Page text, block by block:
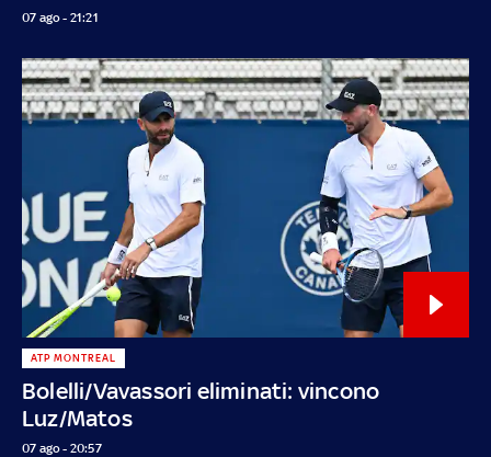
07 ago - 21:21
Bolelli/Vavassori eliminati: vincono
Luz/Matos
ATP MONTREAL
07 ago - 20:57